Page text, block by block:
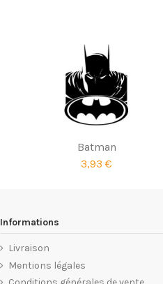
Batman
3,93 €
Informations
Livraison
Mentions légales